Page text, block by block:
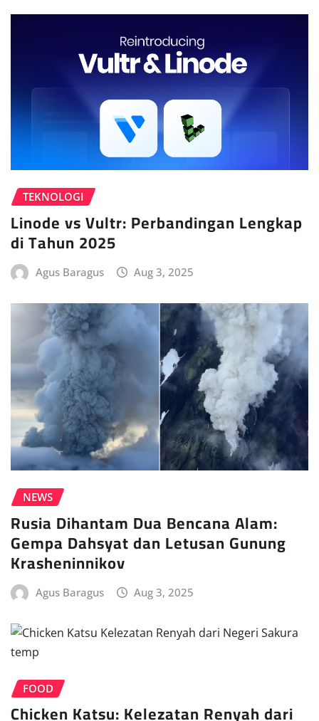
TEKNOLOGI
Linode vs Vultr: Perbandingan Lengkap
di Tahun 2025
Agus Baragus Aug 3, 2025
NEWS
Rusia Dihantam Dua Bencana Alam:
Gempa Dahsyat dan Letusan Gunung
Krasheninnikov
Agus Baragus Aug 3, 2025
FOOD
Chicken Katsu: Kelezatan Renyah dari